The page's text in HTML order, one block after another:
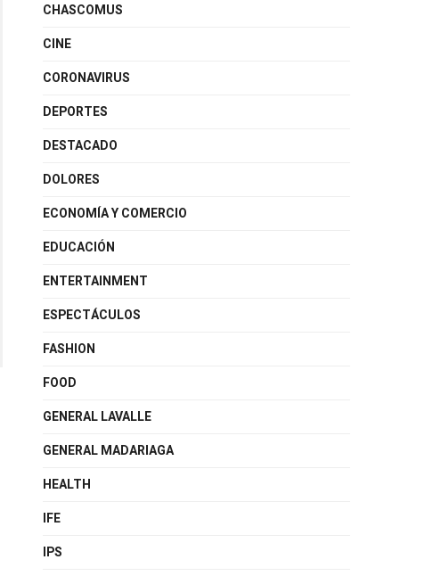
CHASCOMUS
CINE
CORONAVIRUS
DEPORTES
DESTACADO
DOLORES
ECONOMÍA Y COMERCIO
EDUCACIÓN
ENTERTAINMENT
ESPECTÁCULOS
FASHION
FOOD
GENERAL LAVALLE
GENERAL MADARIAGA
HEALTH
IFE
IPS